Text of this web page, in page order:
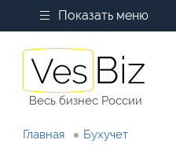
Показать меню
Весь бизнес России
Главная Бухучет